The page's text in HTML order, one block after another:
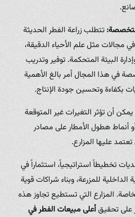
متخصصة:تتطلب زراعة الفطر الحديثة
مجالات مثل علم الأحياء الدقيقة،
البيئة المتحكمة. توفير وتدريب
في هذا المجال أمر بالغ الأهمية
بكفاءة وتحسين جودة الإنتاج.
أن تؤثر التغيرات غير المتوقعة
أنماط هطول الأمطار على مصادر
تعتمد عليها المزارع.
تخطيطاً استراتيجياً، استثماراً في
الداخلية للمزرعة، وبناء شراكات قوية
المزارع التي تستطيع تجاوز هذه
على تحقيقأعلى مبيعات الفطر في